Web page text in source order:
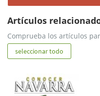
Artículos
Comprueba los artículos
seleccionar todo